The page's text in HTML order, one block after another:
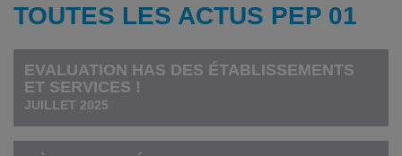
TOUTES LES ACTUS PEP 01
EVALUATION HAS DES ÉTABLISSEMENTS
ET SERVICES !
JUILLET 2025